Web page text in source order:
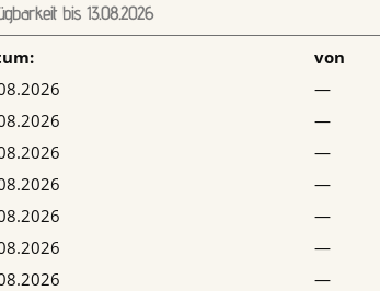
bis 13.08.2026
von
—
—
—
—
—
—
—